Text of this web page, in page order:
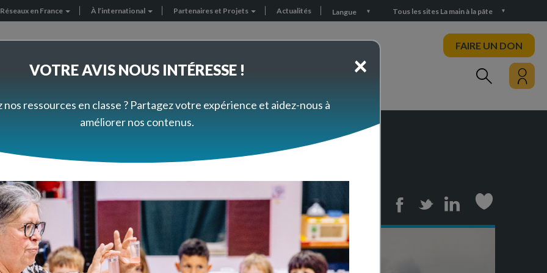
Réseaux en France À l’international Partenaires et Projets Actualités Langue Tous les sites La main à la pâte
FAIRE UN DON
L'air est-il de la matière ?
Print FacebookTwitterLinkedin
×
VOTRE AVIS NOUS INTÉRESSE !
nos ressources en classe ? Partagez votre expérience et aidez-nous à
améliorer nos contenus.